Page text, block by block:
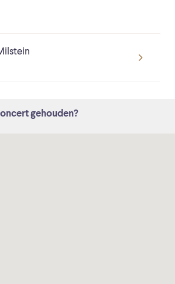
gehouden?